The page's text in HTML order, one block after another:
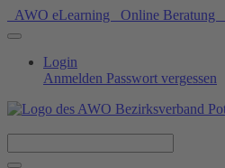
AWO eLearning Online Beratung
Login
Anmelden Passwort vergessen